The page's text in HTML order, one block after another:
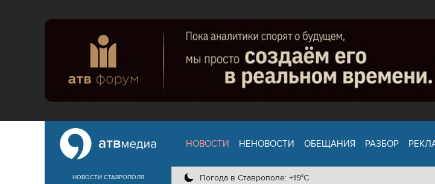
НОВОСТИ СТАВРОПОЛЯ
НОВОСТИ НЕНОВОСТИ ОБЕЩАНИЯ РАЗБОР
Погода в Ставрополе: +19°C